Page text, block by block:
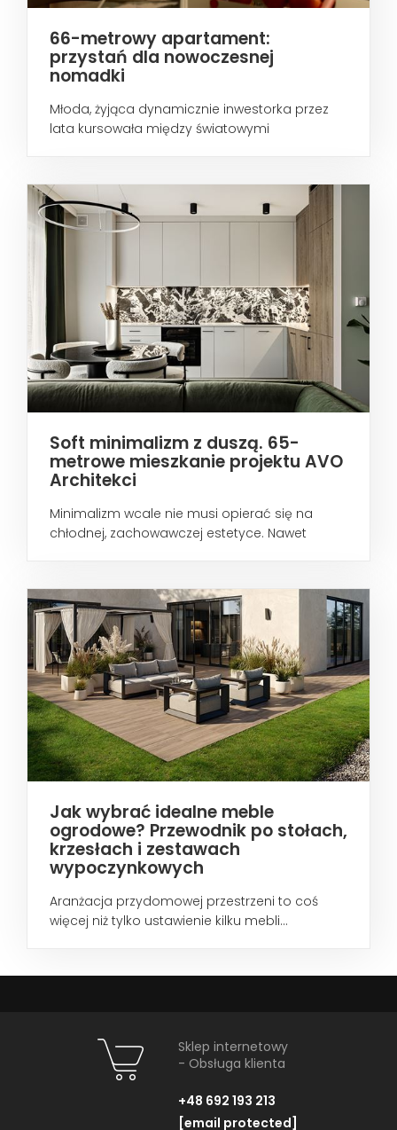
66-metrowy apartament:
przystań dla nowoczesnej
nomadki
Młoda, żyjąca dynamicznie inwestorka przez
lata kursowała między światowymi
Soft minimalizm z duszą. 65-
metrowe mieszkanie projektu AVO
Architekci
Minimalizm wcale nie musi opierać się na
chłodnej, zachowawczej estetyce. Nawet
Jak wybrać idealne meble
ogrodowe? Przewodnik po stołach,
krzesłach i zestawach
wypoczynkowych
Aranżacja przydomowej przestrzeni to coś
więcej niż tylko ustawienie kilku mebli...
Sklep internetowy
- Obsługa klienta
+48 692 193 213
[email protected]